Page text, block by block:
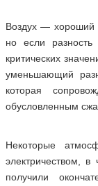
Воздух — хороший
но если разность
критических
уменьшающий
которая
обусловленным
Некоторые
электричеством,
получили